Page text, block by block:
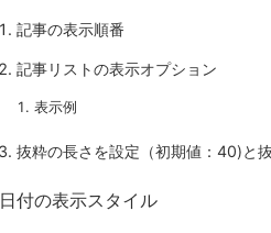
記事の表示順番
記事リストの表示オプション
表示例
抜粋の長さを設定（初期値：40)と
日付の表示スタイル